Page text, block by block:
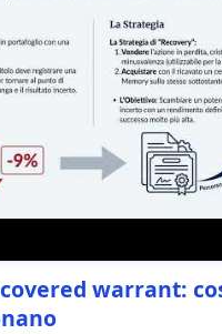
warrant: